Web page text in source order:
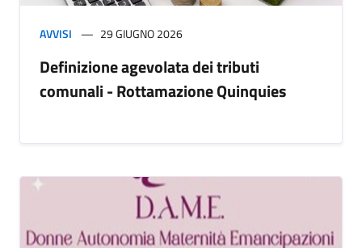
AVVISI 29 GIUGNO 2026
Definizione agevolata dei tributi
comunali - Rottamazione Quinquies